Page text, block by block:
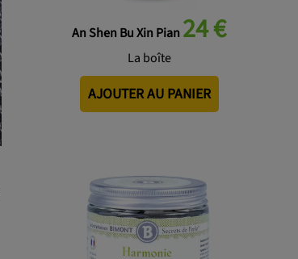
An Shen Bu Xin Pian24 €
La boîte
AJOUTER AU PANIER